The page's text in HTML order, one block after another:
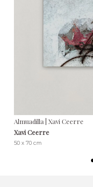
Almuadilla | Xavi Ceerre
Xavi Ceerre
50 x 70 cm